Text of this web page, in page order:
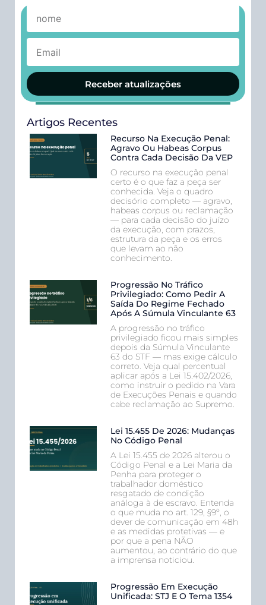
Receber atualizações
Artigos Recentes
Recurso Na Execução Penal:
Agravo Ou Habeas Corpus
Contra Cada Decisão Da VEP
O recurso na execução penal
certo é o que faz a peça ser
conhecida. Veja o quadro
decisório completo — agravo,
habeas corpus ou reclamação
— para cada decisão do juízo
da execução, com prazos,
estrutura da peça e os erros
que levam ao não
conhecimento.
Progressão No Tráfico
Privilegiado: Como Pedir A
Saída Do Regime Fechado
Após A Súmula Vinculante 63
A progressão no tráfico
privilegiado ficou mais simples
depois da Súmula Vinculante
63 do STF — mas exige cálculo
correto. Veja qual percentual
aplicar após a Lei 15.402/2026,
como instruir o pedido na Vara
de Execuções Penais e quando
cabe reclamação ao Supremo.
Lei 15.455 De 2026: Mudanças
No Código Penal
A Lei 15.455 de 2026 alterou o
Código Penal e a Lei Maria da
Penha para proteger o
trabalhador doméstico
resgatado de condição
análoga à de escravo. Entenda
o que muda no art. 129, §9º, o
dever de comunicação em 48h
e as medidas protetivas — e
por que a pena NÃO
aumentou, ao contrário do que
a imprensa noticiou.
Progressão Em Execução
Unificada: STJ E O Tema 1354